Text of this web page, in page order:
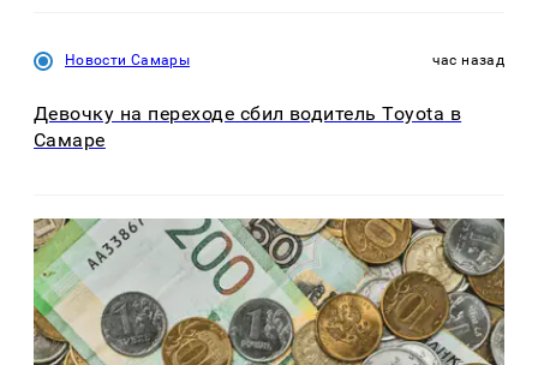
Новости Самары час назад
Девочку на переходе сбил водитель Toyota в
Самаре